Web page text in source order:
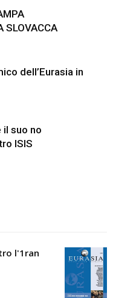
SLOVACCA
dell’Eurasia in
il suo no
ISIS
l'1ran